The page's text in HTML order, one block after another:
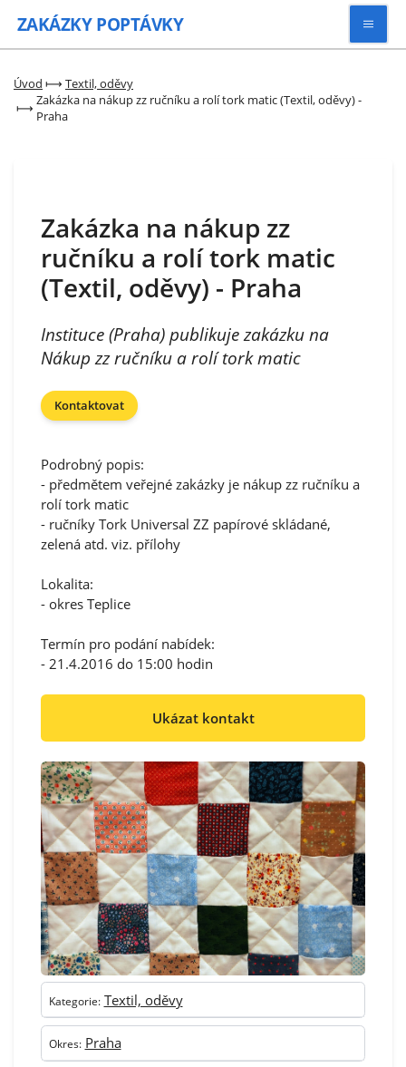
ZAKÁZKY POPTÁVKY
Zaregistrovat se
Úvod ⟼ Textil, oděvy
⟼ Zakázka na nákup zz ručníku a rolí tork matic (Textil, oděvy) -
Praha
Zakázka na nákup zz
ručníku a rolí tork matic
(Textil, oděvy) - Praha
Instituce (Praha) publikuje zakázku na
Nákup zz ručníku a rolí tork matic
Kontaktovat
Podrobný popis:
- předmětem veřejné zakázky je nákup zz ručníku a
rolí tork matic
- ručníky Tork Universal ZZ papírové skládané,
zelená atd. viz. přílohy
Lokalita:
- okres Teplice
Termín pro podání nabídek:
- 21.4.2016 do 15:00 hodin
Ukázat kontakt
Kategorie: Textil, oděvy
Okres: Praha